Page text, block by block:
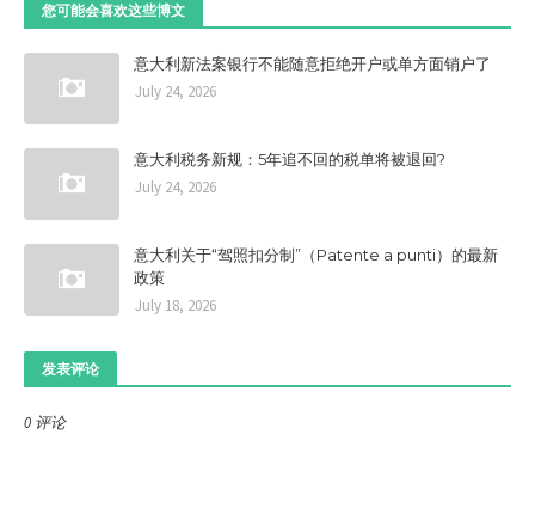
您可能会喜欢这些博文
意大利新法案银行不能随意拒绝开户或单方面销户了
July 24, 2026
意大利税务新规：5年追不回的税单将被退回?
July 24, 2026
意大利关于“驾照扣分制”（Patente a punti）的最新
政策
July 18, 2026
发表评论
0 评论